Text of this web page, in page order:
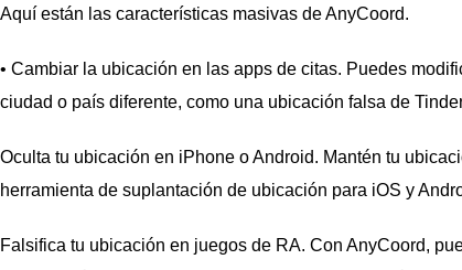
Aquí están las características masivas de AnyCoord.
• Cambiar la ubicación en las apps de citas. Puedes
ciudad o país diferente, como una ubicación falsa de
Oculta tu ubicación en iPhone o Android. Mantén tu
herramienta de suplantación de ubicación para iOS y
Falsifica tu ubicación en juegos de RA. Con AnyCoord,